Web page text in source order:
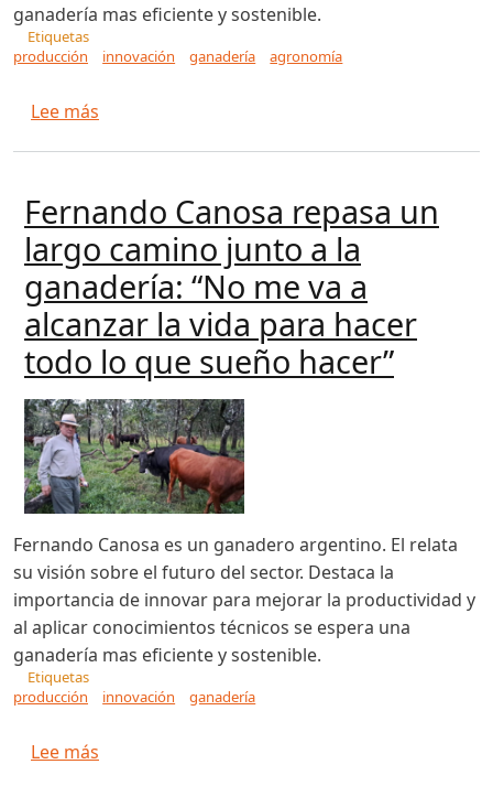
ganadería mas eficiente y sostenible.
Etiquetas
producción
innovación ganadería agronomía
Lee más
Fernando Canosa repasa un
largo camino junto a la
ganadería: “No me va a
alcanzar la vida para hacer
todo lo que sueño hacer”
Fernando Canosa es un ganadero argentino. El relata
su visión sobre el futuro del sector. Destaca la
importancia de innovar para mejorar la productividad y
al aplicar conocimientos técnicos se espera una
ganadería mas eficiente y sostenible.
Etiquetas
producción
innovación ganadería
Lee más